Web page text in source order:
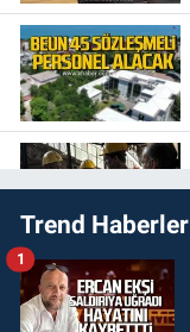
Trend Haberler
1